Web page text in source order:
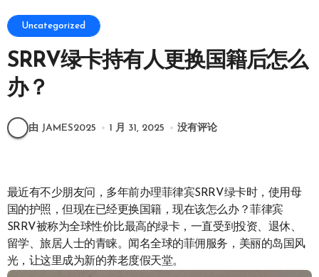
Uncategorized
SRRV绿卡持有人更换国籍后怎么
办？
由 JAMES2025 1 月 31, 2025 没有评论
最近有不少朋友问，多年前办理菲律宾SRRV绿卡时，使用母
国的护照，但现在已经更换国籍，现在该怎么办？菲律宾
SRRV被称为全球性价比最高的绿卡，一直受到投资、退休、
留学、旅居人士的青睐。闻名全球的菲佣服务，美丽的岛国风
光，让这里成为新的养老度假天堂。